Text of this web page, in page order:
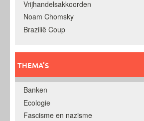
Vrijhandelsakkoorden
Noam Chomsky
Brazilië Coup
THEMA’S
Banken
Ecologie
Fascisme en nazisme